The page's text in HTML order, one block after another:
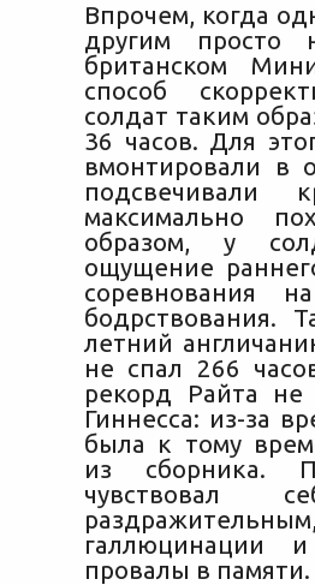
Впрочем, когда
другим просто
британском
способ
солдат таким
36 часов. Для
вмонтировали в
подсвечивали
максимально
образом, у
ощущение
соревнования
бодрствования.
летний
не спал 266
рекорд Райта
Гиннесса: из-за
была к тому
из сборника.
чувствовал
галлюцинации
провалы в памяти.